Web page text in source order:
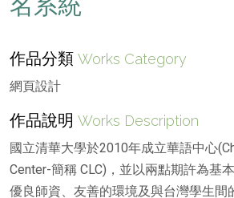
作品分類 Works Category
網頁設計
作品說明 Works Description
國立清華大學於2010年成立華語中心
Center-簡稱 CLC)，並以兩點期許為基
優良師資、友善的環境及與台灣學生間